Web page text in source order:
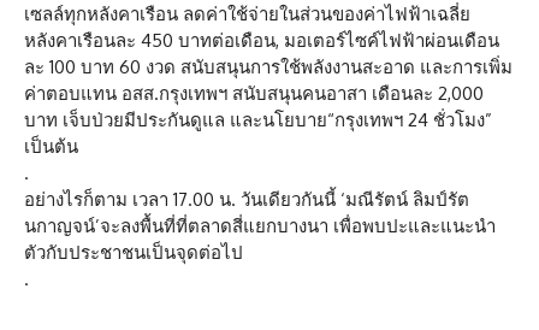
เซลล์ทุกหลังคาเรือน ลดค่าใช้จ่ายในส่วนของค่าไฟฟ้าเฉลี่ย
หลังคาเรือนละ 450 บาทต่อเดือน, มอเตอร์ไซค์ไฟฟ้าผ่อนเดือน
ละ 100 บาท 60 งวด สนับสนุนการใช้พลังงานสะอาด และการเพิ่ม
ค่าตอบแทน อสส.กรุงเทพฯ สนับสนุนคนอาสา เดือนละ 2,000
บาท เจ็บป่วยมีประกันดูแล และนโยบาย“กรุงเทพฯ 24 ชั่วโมง”
เป็นต้น
.
อย่างไรก็ตาม เวลา 17.00 น. วันเดียวกันนี้ ‘มณีรัตน์ ลิมป์รัต
นกาญจน์’จะลงพื้นที่ที่ตลาดสี่แยกบางนา เพื่อพบปะและแนะนำ
ตัวกับประชาชนเป็นจุดต่อไป
.